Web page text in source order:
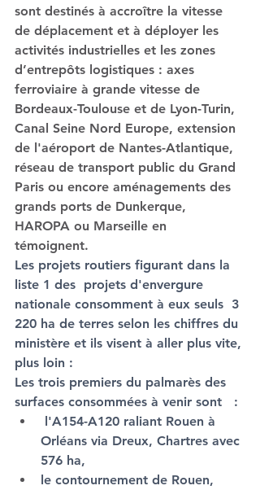
sont destinés à accroître la vitesse
de déplacement et à déployer les
activités industrielles et les zones
d’entrepôts logistiques : axes
ferroviaire à grande vitesse de
Bordeaux-Toulouse et de Lyon-Turin,
Canal Seine Nord Europe, extension
de l'aéroport de Nantes-Atlantique,
réseau de transport public du Grand
Paris ou encore aménagements des
grands ports de Dunkerque,
HAROPA ou Marseille en
témoignent.
Les projets routiers figurant dans la
liste 1 des  projets d'envergure
nationale consomment à eux seuls  3
220 ha de terres selon les chiffres du
ministère et ils visent à aller plus vite,
plus loin :
Les trois premiers du palmarès des
surfaces consommées à venir sont   :
l'A154-A120 raliant Rouen à
Orléans via Dreux, Chartres avec
576 ha,
le contournement de Rouen,